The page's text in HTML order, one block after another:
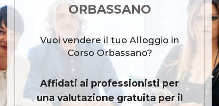
ORBASSANO
Vuoi vendere il tuo Alloggio in
Corso Orbassano?
Affidati ai professionisti per
una valutazione gratuita per il